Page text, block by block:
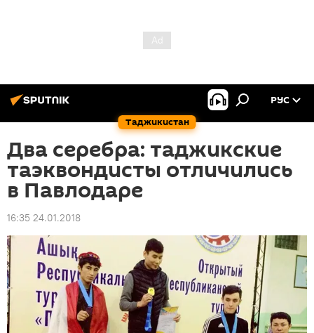
Таджикистан
РУС
Два серебра: таджикские
таэквондисты отличились
в Павлодаре
16:35 24.01.2018